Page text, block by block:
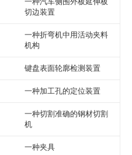
切边装置
一种折弯机中用活动夹料
机构
键盘表面轮廓检测装置
一种加工孔的定位装置
一种切割准确的钢材切割
机
一种夹具